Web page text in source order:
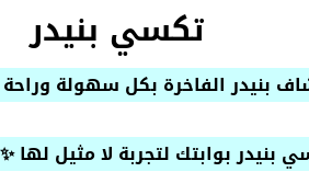
تكسي بنيدر
بنيدر الفاخرة بكل سهولة
بوابتك لتجربة لا مثيل لها ✨